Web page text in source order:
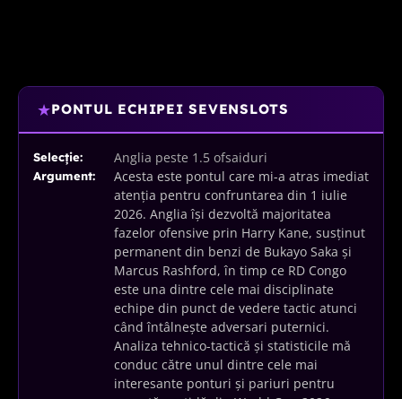
★PONTUL ECHIPEI SEVENSLOTS
Selecție: Anglia peste 1.5 ofsaiduri
Argument:
Acesta este pontul care mi-a atras imediat
atenția pentru confruntarea din 1 iulie
2026. Anglia își dezvoltă majoritatea
fazelor ofensive prin Harry Kane, susținut
permanent din benzi de Bukayo Saka și
Marcus Rashford, în timp ce RD Congo
este una dintre cele mai disciplinate
echipe din punct de vedere tactic atunci
când întâlnește adversari puternici.
Analiza tehnico-tactică și statisticile mă
conduc către unul dintre cele mai
interesante ponturi și pariuri pentru